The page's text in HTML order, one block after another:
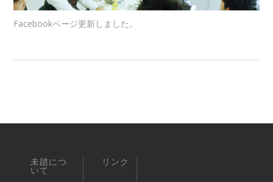
Facebookページ更新しました。
未踏につ
いて
リンク